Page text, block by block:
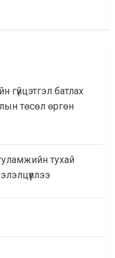
батлах
төсөл өргөн
тухай